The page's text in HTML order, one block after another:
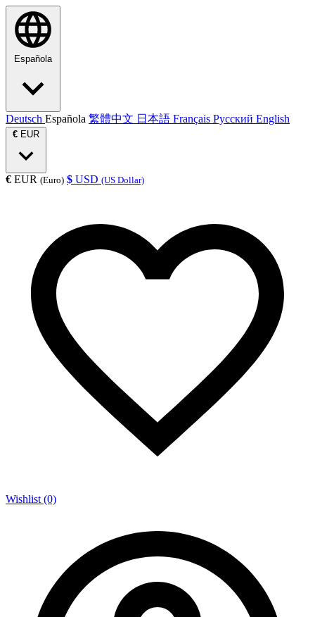
Española
Deutsch Española 繁體中文 日本語 Français Русский English
€ EUR
€ EUR (Euro) $ USD (US Dollar)
Wishlist (0)